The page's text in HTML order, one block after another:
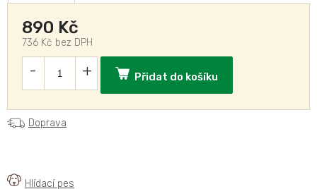
Zelená logo
890 Kč
736 Kč bez DPH
Přidat do košíku
Doprava